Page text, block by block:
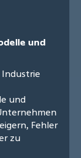
und
und
Fehler
zu